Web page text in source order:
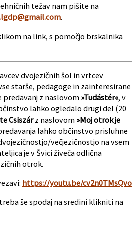
težav nam pišite na
.
na link, s pomočjo brskalnika
dvojezičnih šol in vrtcev
starše, pedagoge in zainteresirane
predavanj z naslovom »Tudástér«, v
lahko ogledalo drugi del (20
Csiszárz naslovom »Moj otrok je
lahko občinstvo prisluhne
večjezičnostjo na vsem
je v Švici živeča odlična
otrok.
https://youtu.be/cv2n0TMsQvo
še spodaj na sredini klikniti na